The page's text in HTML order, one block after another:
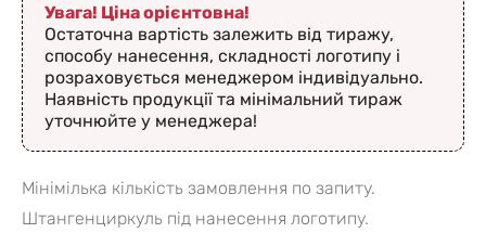
Увага! Ціна орієнтовна!
Остаточна вартість залежить від тиражу,
способу нанесення, складності логотипу і
розраховується менеджером індивідуально.
Наявність продукції та мінімальний тираж
уточнюйте у менеджера!
Мінімілька кількість замовлення по запиту.
Штангенциркуль під нанесення логотипу.